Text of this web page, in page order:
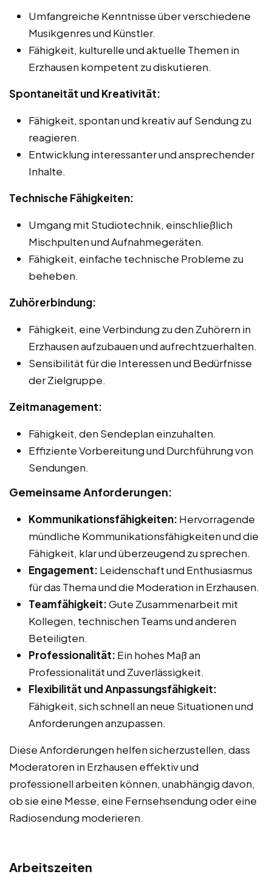
Umfangreiche Kenntnisse über verschiedene
Musikgenres und Künstler.
Fähigkeit, kulturelle und aktuelle Themen in
Erzhausen kompetent zu diskutieren.
Spontaneität und Kreativität:
Fähigkeit, spontan und kreativ auf Sendung zu
reagieren.
Entwicklung interessanter und ansprechender
Inhalte.
Technische Fähigkeiten:
Umgang mit Studiotechnik, einschließlich
Mischpulten und Aufnahmegeräten.
Fähigkeit, einfache technische Probleme zu
beheben.
Zuhörerbindung:
Fähigkeit, eine Verbindung zu den Zuhörern in
Erzhausen aufzubauen und aufrechtzuerhalten.
Sensibilität für die Interessen und Bedürfnisse
der Zielgruppe.
Zeitmanagement:
Fähigkeit, den Sendeplan einzuhalten.
Effiziente Vorbereitung und Durchführung von
Sendungen.
Gemeinsame Anforderungen:
Kommunikationsfähigkeiten: Hervorragende
mündliche Kommunikationsfähigkeiten und die
Fähigkeit, klar und überzeugend zu sprechen.
Engagement: Leidenschaft und Enthusiasmus
für das Thema und die Moderation in Erzhausen.
Teamfähigkeit:Gute Zusammenarbeit mit
Kollegen, technischen Teams und anderen
Beteiligten.
Professionalität: Ein hohes Maß an
Professionalität und Zuverlässigkeit.
Flexibilität und Anpassungsfähigkeit:
Fähigkeit, sich schnell an neue Situationen und
Anforderungen anzupassen.
Diese Anforderungen helfen sicherzustellen, dass
Moderatoren in Erzhausen effektiv und
professionell arbeiten können, unabhängig davon,
ob sie eine Messe, eine Fernsehsendung oder eine
Radiosendung moderieren.
Arbeitszeiten